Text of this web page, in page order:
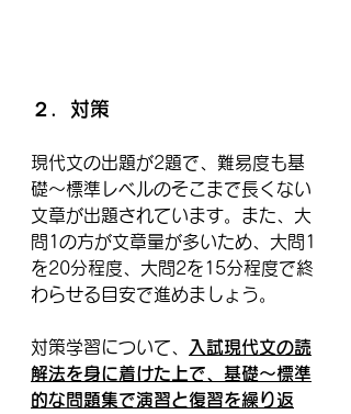
２．対策
現代文の出題が2題で、難易度も基
礎～標準レベルのそこまで長くない
文章が出題されています。また、大
問1の方が文章量が多いため、大問1
を20分程度、大問2を15分程度で終
わらせる目安で進めましょう。
対策学習について、
入試現代文の読
解法を身に着けた上で、基礎～標準
的な問題集で演習と復習を繰り返